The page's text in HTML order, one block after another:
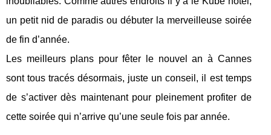
un petit nid de paradis ou débuter la merveilleuse soirée
de fin d’année.
Les meilleurs plans pour fêter le nouvel an à Cannes
sont tous tracés désormais, juste un conseil, il est temps
de s’activer dès maintenant pour pleinement profiter de
cette soirée qui n’arrive qu’une seule fois par année.